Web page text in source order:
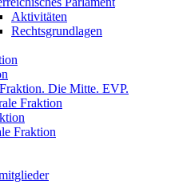
Aktivitäten
Rechtsgrundlagen
Die Mitte. EVP.
Fraktion
Fraktion